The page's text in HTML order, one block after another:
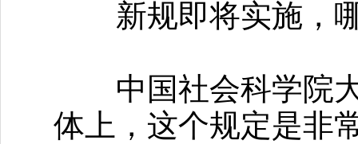
新规即将实施，哪
中国社会科学院大
体上，这个规定是非